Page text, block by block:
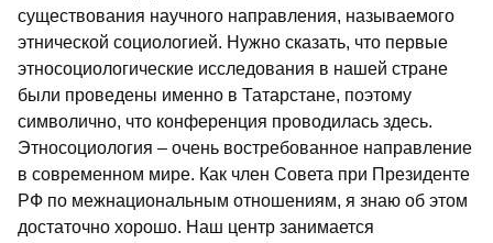
существования научного направления, называемого
этнической социологией. Нужно сказать, что первые
этносоциологические исследования в нашей стране
были проведены именно в Татарстане, поэтому
символично, что конференция проводилась здесь.
Этносоциология – очень востребованное направление
в современном мире. Как член Совета при Президенте
РФ по межнациональным отношениям, я знаю об этом
достаточно хорошо. Наш центр занимается